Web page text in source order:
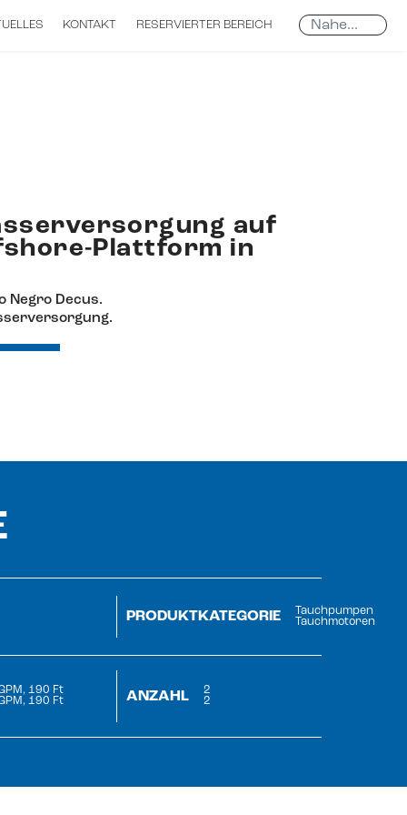
KONTAKT RESERVIERTER BEREICH
Search
auf
Plattform in
Negro Decus.
PRODUKTKATEGORIE
Tauchpumpen
Tauchmotoren
190 Ft
190 Ft
ANZAHL
2
2